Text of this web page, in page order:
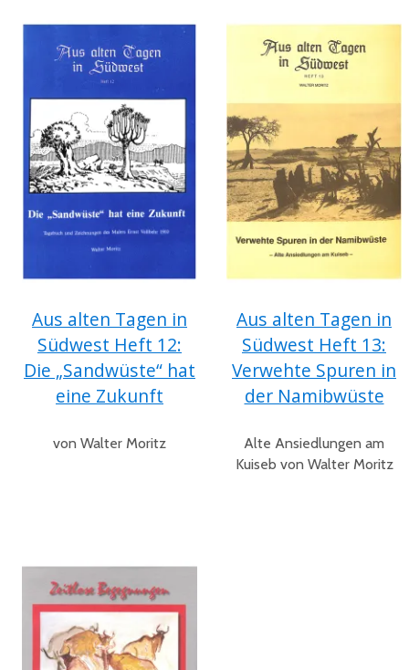
Aus alten Tagen in
Südwest Heft 12:
Die „Sandwüste“ hat
eine Zukunft
von Walter Moritz
Aus alten Tagen in
Südwest Heft 13:
Verwehte Spuren in
der Namibwüste
Alte Ansiedlungen am
Kuiseb von Walter Moritz